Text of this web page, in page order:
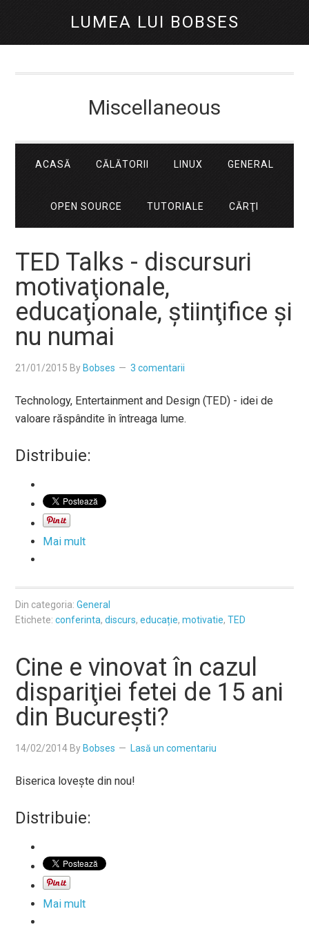
LUMEA LUI BOBSES
Miscellaneous
ACASĂ CĂLĂTORII LINUX GENERAL
OPEN SOURCE TUTORIALE CĂRŢI
TED Talks - discursuri
motivaţionale,
educaţionale, ştiinţifice şi
nu numai
21/01/2015 By Bobses 3 comentarii
Technology, Entertainment and Design (TED) - idei de
valoare răspândite în întreaga lume.
Distribuie:
Mai mult
Din categoria:General
Etichete:conferinta,discurs,educație,motivatie,TED
Cine e vinovat în cazul
dispariţiei fetei de 15 ani
din Bucureşti?
14/02/2014 By Bobses Lasă un comentariu
Biserica loveşte din nou!
Distribuie:
Mai mult